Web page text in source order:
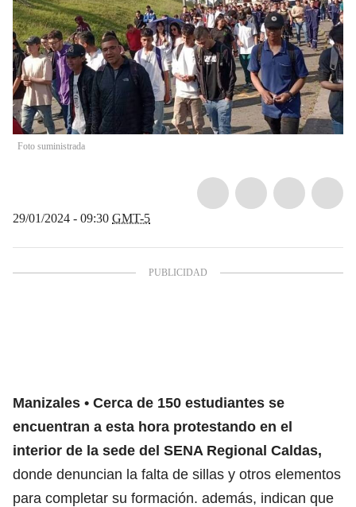
Foto suministrada
29/01/2024 - 09:30 GMT-5
Manizales
Cerca de 150 estudiantes se
encuentran a esta hora protestando en el
interior de la sede del SENA Regional Caldas,
donde denuncian la falta de sillas y otros elementos
para completar su formación. además, indican que